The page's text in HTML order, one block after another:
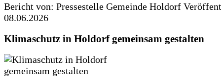
Bericht von: Pressestelle Gemeinde Holdorf
08.06.2026
Klimaschutz in Holdorf gemeinsam gestalten